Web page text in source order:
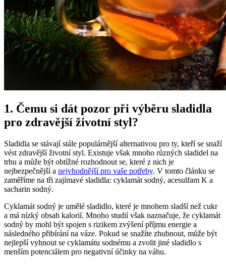
1. Čemu si dát pozor při výběru sladidla
pro zdravější životní styl?
Sladidla se stávají stále populárnější alternativou pro ty, kteří se snaží
vést zdravější životní styl. Existuje však mnoho různých sladidel na
trhu a může být obtížné rozhodnout se, které z nich je
nejbezpečnější a nejvhodnější pro vaše potřeby. V tomto článku se
zaměříme na tři zajímavé sladidla: cyklamát sodný, acesulfam K a
sacharin sodný.
Cyklamát sodný je umělé sladidlo, které je mnohem sladší než cukr
a má nízký obsah kalorií. Mnoho studií však naznačuje, že cyklamát
sodný by mohl být spojen s rizikem zvýšení příjmu energie a
následného přibírání na váze. Pokud se snažíte zhubnout, může být
nejlepší vyhnout se cyklamátu sodnému a zvolit jiné sladidlo s
menším potenciálem pro negativní účinky na váhu.